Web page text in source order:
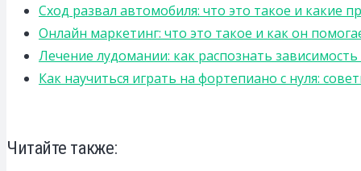
Сход развал автомобиля: что это такое и какие
Онлайн маркетинг: что это такое и как он
Лечение лудомании: как распознать
Как научиться играть на фортепиано с нуля:
Читайте также: